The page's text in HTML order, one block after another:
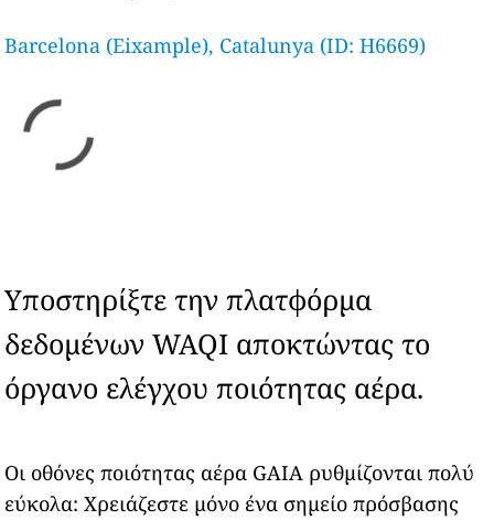
Barcelona (Eixample), Catalunya (ID: H6669)
Υποστηρίξτε την πλατφόρμα
δεδομένων WAQI αποκτώντας το
όργανο ελέγχου ποιότητας αέρα.
Οι οθόνες ποιότητας αέρα GAIA ρυθμίζονται πολύ
εύκολα: Χρειάζεστε μόνο ένα σημείο πρόσβασης